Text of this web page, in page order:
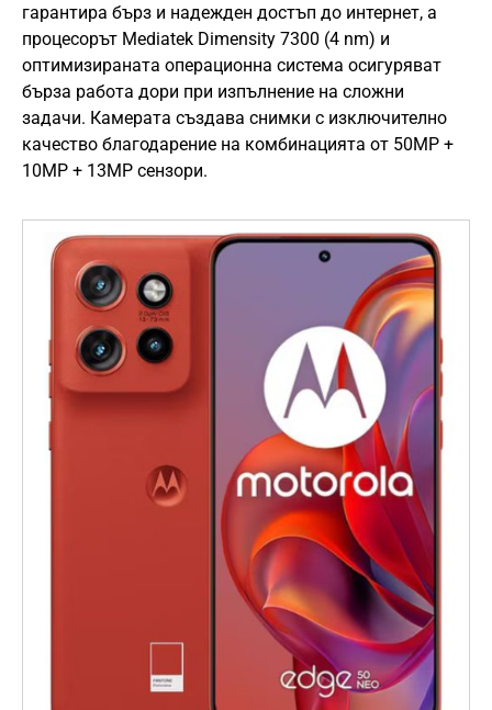
гарантира бърз и надежден достъп до интернет, а
процесорът Mediatek Dimensity 7300 (4 nm) и
оптимизираната операционна система осигуряват
бърза работа дори при изпълнение на сложни
задачи. Камерата създава снимки с изключително
качество благодарение на комбинацията от 50MP +
10MP + 13MP сензори.